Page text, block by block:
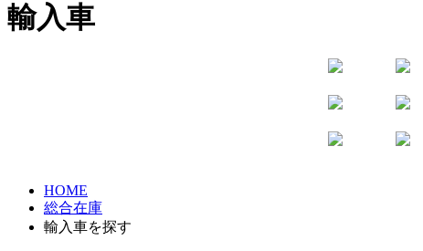
輸入車
HOME
総合在庫
輸入車を探す